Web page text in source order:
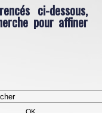
ci-dessous,
pour affiner